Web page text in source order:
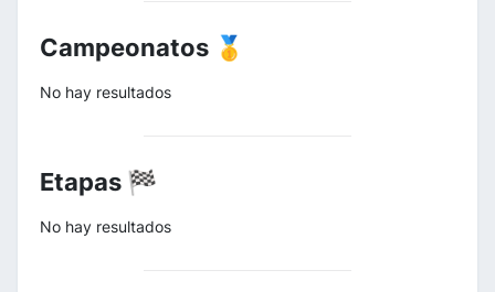
Campeonatos 🥇
No hay resultados
Etapas 🏁
No hay resultados